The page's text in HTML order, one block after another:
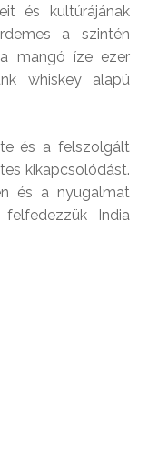
és kultúrájának
a szintén
mangó íze ezer
whiskey alapú
és a felszolgált
kikapcsolódást.
és a nyugalmat
India